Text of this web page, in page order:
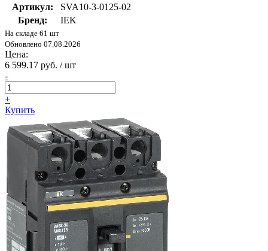
Артикул:
SVA10-3-0125-02
Бренд:
IEK
На складе 61 шт
Обновлено 07.08.2026
Цена:
6 599.17 руб. / шт
-
+
Купить